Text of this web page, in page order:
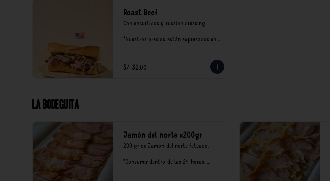
Roast Beef
Con encurtidos y russian dressing.
*Nuestros precios están expresados en
S/ 32.00
La Bodeguita
Jamón del norte x200gr
200 gr de Jamón del norte feteado.
*Consumir dentro de las 24 horas.